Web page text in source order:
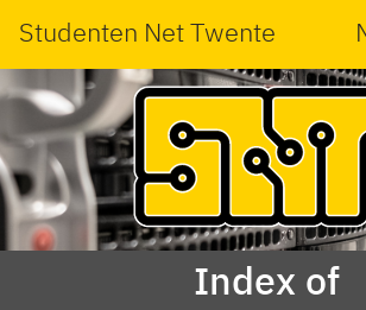
Studenten Net Twente
Index of